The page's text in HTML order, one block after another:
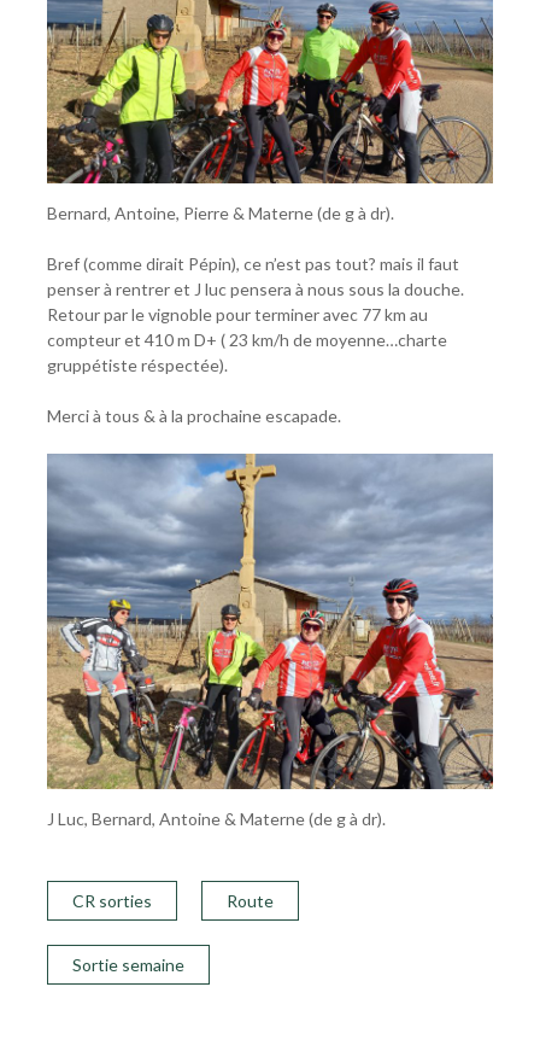
Bernard, Antoine, Pierre & Materne (de g à dr).
Bref (comme dirait Pépin), ce n’est pas tout? mais il faut
penser à rentrer et J luc pensera à nous sous la douche.
Retour par le vignoble pour terminer avec 77 km au
compteur et 410 m D+ ( 23 km/h de moyenne…charte
gruppétiste réspectée).
Merci à tous & à la prochaine escapade.
J Luc, Bernard, Antoine & Materne (de g à dr).
CR sorties Route
Sortie semaine